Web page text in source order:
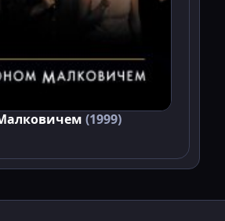
(1999)